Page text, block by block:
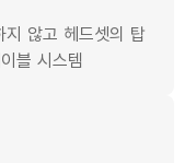
않고 헤드셋의 탑
블 시스템